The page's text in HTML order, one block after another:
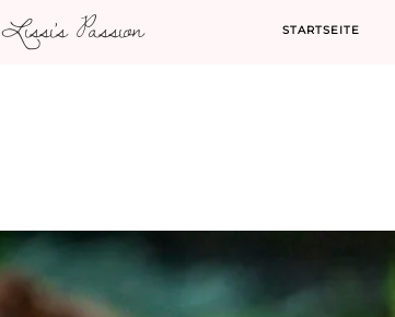
Lissi's Passion STARTSEITE